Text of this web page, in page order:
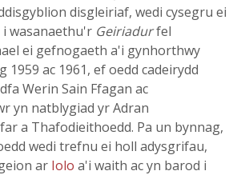
disgleiriaf, wedi cysegru ei
wasanaethu'r Geiriadurfel
ei gefnogaeth a'i gynhorthwy
1959 ac 1961, ef oedd cadeirydd
Werin Sain Ffagan ac
yn natblygiad yr Adran
a Thafodieithoedd. Pa un bynnag,
wedi trefnu ei holl adysgrifau,
ar Iolo a'i waith ac yn barod i